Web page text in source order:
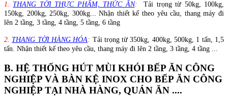
1. THANG TỜI THỰC PHẨM, THỨC ĂN:
Tải trọng từ 50kg, 100kg,
150kg, 200kg, 250kg, 300kg... Nhận thiết kế theo yêu cầu, thang máy đi
lên 2 tầng, 3 tầng, 4 tầng, 5 tầng, 6 tầng
2. THANG TỜI HÀNG HÓA: Tải trọng từ 350kg, 400kg, 500kg, 1 tấn, 1,5
tấn. Nhận thiết kế theo yêu cầu, thang máy đi lên 2 tầng, 3 tầng, 4 tầng ...
B. HỆ THỐNG HÚT MÙI KHÓI BẾP ĂN CÔNG
NGHIỆP VÀ BÀN KỆ INOX CHO BẾP ĂN CÔNG
NGHIỆP TẠI NHÀ HÀNG, QUÁN ĂN ....